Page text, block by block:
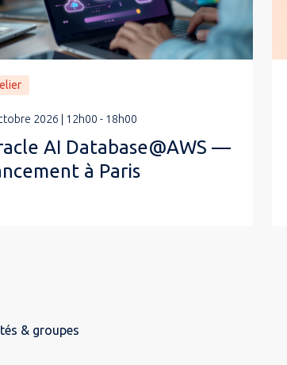
2026 | 12h00 - 18h00
AI Database@AWS —
à Paris
& groupes